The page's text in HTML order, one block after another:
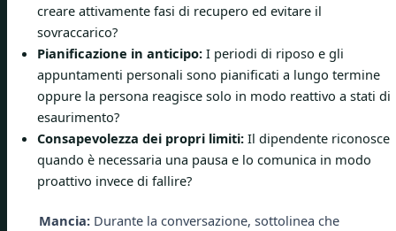
creare attivamente fasi di recupero ed evitare il
sovraccarico?
Pianificazione in anticipo: I periodi di riposo e gli
appuntamenti personali sono pianificati a lungo termine
oppure la persona reagisce solo in modo reattivo a stati di
esaurimento?
Consapevolezza dei propri limiti: Il dipendente riconosce
quando è necessaria una pausa e lo comunica in modo
proattivo invece di fallire?
Mancia:Durante la conversazione, sottolinea che